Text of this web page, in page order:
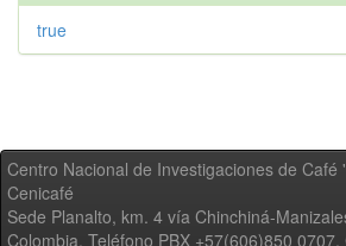
true
Centro Nacional de Investigaciones de Café
Cenicafé
Sede Planalto, km. 4 vía Chinchiná-
Colombia, Teléfono PBX +57(606)850